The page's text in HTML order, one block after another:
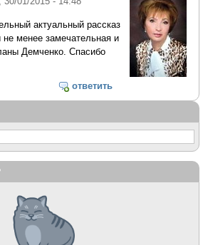
актуальный рассказ
менее замечательная и
Демченко. Спасибо
ответить